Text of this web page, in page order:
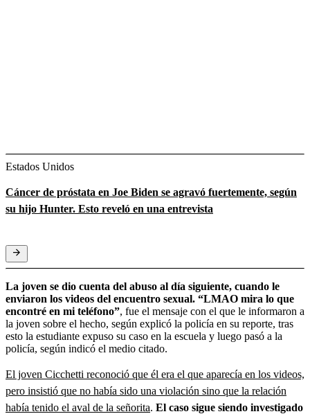
Estados Unidos
Cáncer de próstata en Joe Biden se agravó fuertemente, según
su hijo Hunter. Esto reveló en una entrevista
La joven se dio cuenta del abuso al día siguiente, cuando le
enviaron los videos del encuentro sexual. “LMAO mira lo que
encontré en mi teléfono”, fue el mensaje con el que le informaron a
la joven sobre el hecho, según explicó la policía en su reporte, tras
esto la estudiante expuso su caso en la escuela y luego pasó a la
policía, según indicó el medio citado.
El joven Cicchetti reconoció que él era el que aparecía en los videos,
pero insistió que no había sido una violación sino que la relación
había tenido el aval de la señorita. El caso sigue siendo investigado